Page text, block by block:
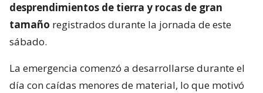
desprendimientos de tierra y rocas de gran
tamaño registrados durante la jornada de este
sábado.
La emergencia comenzó a desarrollarse durante el
día con caídas menores de material, lo que motivó